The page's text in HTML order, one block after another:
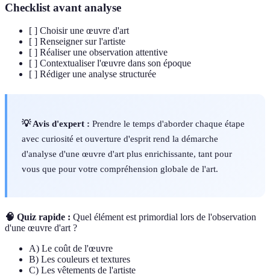
Checklist avant analyse
[ ] Choisir une œuvre d'art
[ ] Renseigner sur l'artiste
[ ] Réaliser une observation attentive
[ ] Contextualiser l'œuvre dans son époque
[ ] Rédiger une analyse structurée
💡 Avis d'expert : Prendre le temps d'aborder chaque étape
avec curiosité et ouverture d'esprit rend la démarche
d'analyse d'une œuvre d'art plus enrichissante, tant pour
vous que pour votre compréhension globale de l'art.
🧠 Quiz rapide : Quel élément est primordial lors de l'observation
d'une œuvre d'art ?
A) Le coût de l'œuvre
B) Les couleurs et textures
C) Les vêtements de l'artiste